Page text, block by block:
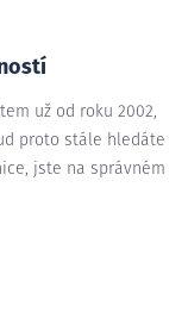
už od roku 2002,
proto stále hledáte
jste na správném